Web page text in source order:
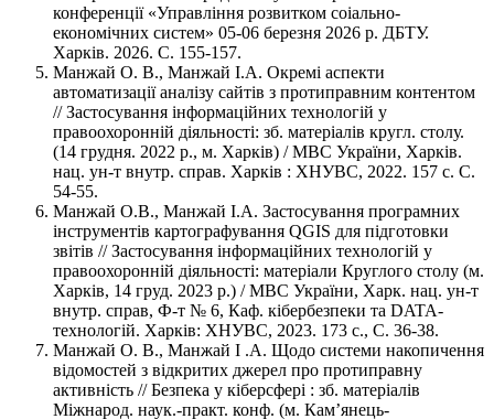
конференції «Управління розвитком соіально-
економічних систем» 05-06 березня 2026 р. ДБТУ.
Харків. 2026. С. 155-157.
Манжай О. В., Манжай І.А. Окремі аспекти
автоматизації аналізу сайтів з протиправним контентом
// Застосування інформаційних технологій у
правоохоронній діяльності: зб. матеріалів кругл. столу.
(14 грудня. 2022 р., м. Харків) / МВС України, Харків.
нац. ун-т внутр. справ. Харків : ХНУВС, 2022. 157 с. С.
54-55.
Манжай О.В., Манжай І.А. Застосування програмних
інструментів картографування QGIS для підготовки
звітів // Застосування інформаційних технологій у
правоохоронній діяльності: матеріали Круглого столу (м.
Харків, 14 груд. 2023 р.) / МВС України, Харк. нац. ун-т
внутр. справ, Ф-т № 6, Каф. кібербезпеки та DATA-
технологій. Харків: ХНУВС, 2023. 173 с., С. 36-38.
Манжай О. В., Манжай І .А. Щодо системи накопичення
відомостей з відкритих джерел про протиправну
активність // Безпека у кіберсфері : зб. матеріалів
Міжнарод. наук.-практ. конф. (м. Кам’янець-